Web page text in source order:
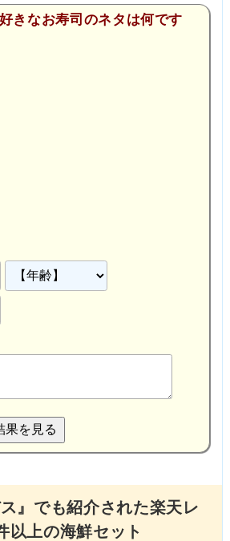
きなお寿司のネタは何です
ス』でも紹介された楽天レ
以上の海鮮セット